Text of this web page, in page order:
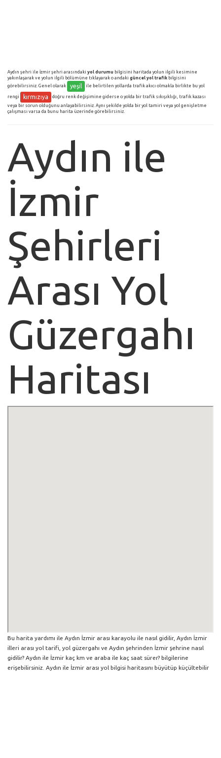
Aydın şehri ile İzmir şehri arasındaki yol durumu bilgisini haritada yolun ilgili kesimine
yakınlaşarak ve yolun ilgili bölümüne tıklayarak o andaki güncel yol trafik bilgisini
görebilirsiniz. Genel olarak
yeşil ile belirtilen yollarda trafik akıcı olmakla birlikte bu yol
rengi kırmızıya
doğru renk değişimine giderse o yolda bir trafik sıkışıklığı, trafik kazası
veya bir sorun olduğunu anlayabilirsiniz. Aynı şekilde yolda bir yol tamiri veya yol genişletme
çalışması varsa da bunu harita üzerinde görebilirsiniz.
Aydın ile
İzmir
Şehirleri
Arası Yol
Güzergahı
Haritası
Bu harita yardımı ile Aydın İzmir arası karayolu ile nasıl gidilir, Aydın İzmir
illeri arası yol tarifi, yol güzergahı ve Aydın şehrinden İzmir şehrine nasıl
gidilir? Aydın ile İzmir kaç km ve araba ile kaç saat sürer? bilgilerine
erişebilirsiniz. Aydın ile İzmir arası yol bilgisi haritasını büyütüp küçültebilir